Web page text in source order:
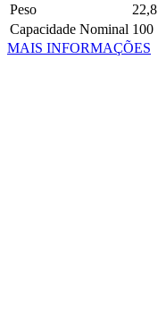
Peso
22,8
Capacidade Nominal 100
MAIS INFORMAÇÕES